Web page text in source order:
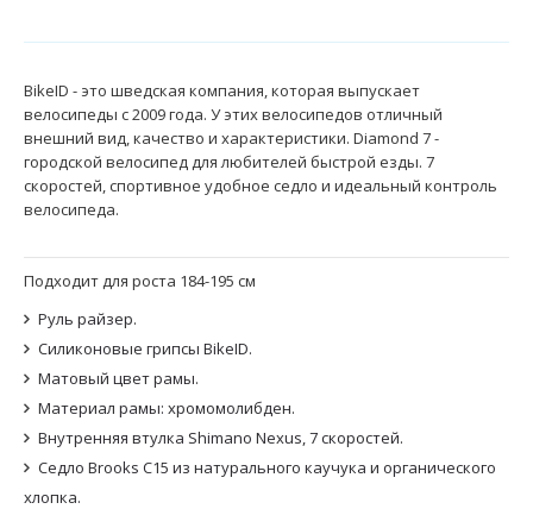
BikeID - это шведская компания, которая выпускает
велосипеды с 2009 года. У этих велосипедов отличный
внешний вид, качество и характеристики. Diamond 7 -
городской велосипед для любителей быстрой езды. 7
скоростей, спортивное удобное седло и идеальный контроль
велосипеда.
Подходит для роста 184-195 см
Руль райзер.
Силиконовые грипсы BikeID.
Матовый цвет рамы.
Материал рамы: хромомолибден.
Внутренняя втулка Shimano Nexus, 7 скоростей.
Седло Brooks C15 из натурального каучука и органического
хлопка.